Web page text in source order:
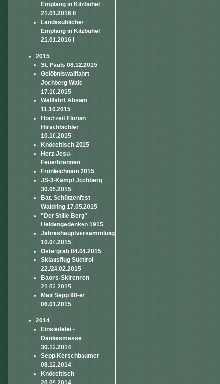
Empfang in Kitzbühel
21.01.2016 II
Landesüblicher
Empfang in Kitzbühel
21.01.2016 I
2015
St. Pauls 08.12.2015
Gelöbniswallfahrt
Jochberg Wald
17.10.2015
Wallfahrt Absam
11.10.2015
Hochzeit Florian
Hirschbichler
10.10.2015
Knödeltisch 2015
Herz-Jesu-
Feuerbrennen
Fronleichnam 2015
JS-3-Kampf Jochberg
30.05.2015
Bat. Schützenfest
Waidring 17.05.2015
"Der Stille Berg"
Heldengedenken 1915
Jahreshauptversammlung
10.04.2015
Ostergrab 04.04.2015
Skiausflug Südtirol
22./24.02.2015
Baons-Skirennen
21.02.2015
Mair Sepp 90-er
06.01.2015
2014
Einsiedelei -
Dankesmesse
30.12.2014
Sepp-Kerschbaumer
08.12.2014
Knödeltisch
20.09.2014